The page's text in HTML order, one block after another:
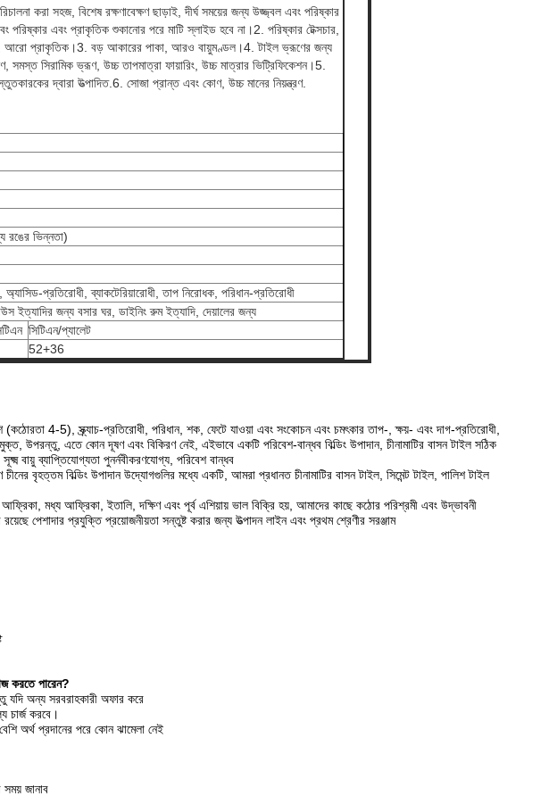
করা সহজ, বিশেষ রক্ষণাবেক্ষণ ছাড়াই, দীর্ঘ সময়ের জন্য উজ্জ্বল এবং পরিষ্কার
পরিষ্কার এবং প্রাকৃতিক শুকানোর পরে মাটি স্লাইড হবে না।2. পরিষ্কার টেক্সচার,
মত, আরো প্রাকৃতিক।3. বড় আকারের পাকা, আরও বায়ুমণ্ডল।4. টাইল ভ্রূণের জন্য
সমস্ত সিরামিক ভ্রূণ, উচ্চ তাপমাত্রা ফায়ারিং, উচ্চ মাত্রার ভিট্রিফিকেশন।5.
দ্বারা উত্পাদিত.6. সোজা প্রান্ত এবং কোণ, উচ্চ মানের নিয়ন্ত্রণ.
রঙের ভিন্নতা)
অ্যাসিড-প্রতিরোধী, ব্যাকটেরিয়ারোধী, তাপ নিরোধক, পরিধান-প্রতিরোধী
ইত্যাদির জন্য বসার ঘর, ডাইনিং রুম ইত্যাদি, দেয়ালের জন্য
সিটিএন/প্যালেট
52+36
4-5), স্ক্র্যাচ-প্রতিরোধী, পরিধান, শক, ফেটে যাওয়া এবং সংকোচন এবং চমৎকার তাপ-, ক্ষয়- এবং দাগ-প্রতিরোধী,
উপরন্তু, এতে কোন দূষণ এবং বিকিরণ নেই, এইভাবে একটি পরিবেশ-বান্ধব বিল্ডিং উপাদান, চীনামাটির বাসন টাইল সঠিক
বায়ু ব্যাপ্তিযোগ্যতা পুনর্নবীকরণযোগ্য, পরিবেশ বান্ধব
চীনের বৃহত্তম বিল্ডিং উপাদান উদ্যোগগুলির মধ্যে একটি, আমরা প্রধানত চীনামাটির বাসন টাইল, সিমেন্ট টাইল, পালিশ টাইল
মধ্য আফ্রিকা, ইতালি, দক্ষিণ এবং পূর্ব এশিয়ায় ভাল বিক্রি হয়, আমাদের কাছে কঠোর পরিশ্রমী এবং উদ্ভাবনী
পেশাদার প্রযুক্তি প্রয়োজনীয়তা সন্তুষ্ট করার জন্য উত্পাদন লাইন এবং প্রথম শ্রেণীর সরঞ্জাম
করতে পারেন?
অন্য সরবরাহকারী অফার করে
চার্জ করবে।
অর্থ প্রদানের পরে কোন ঝামেলা নেই
জানাব